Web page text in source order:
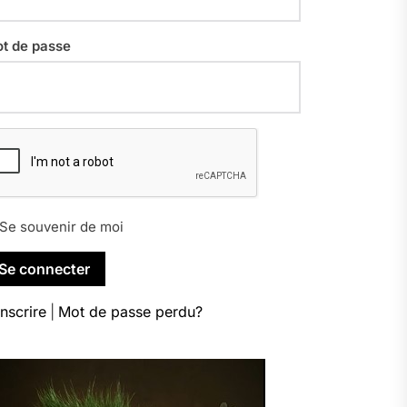
de passe
Se souvenir de moi
Mot de passe perdu?